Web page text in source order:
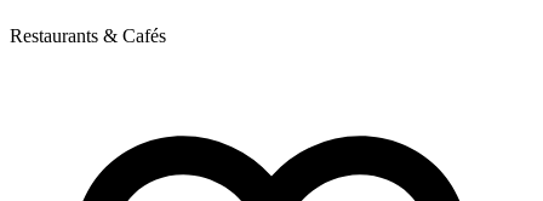
Restaurants & Cafés